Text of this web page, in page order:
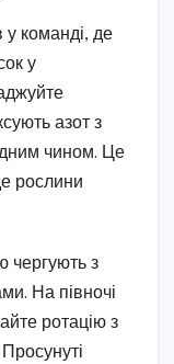
у команді, де
у
азот з
чином. Це
рослини
чергують з
На півночі
ротацію з